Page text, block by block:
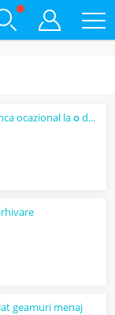
ocazional laodoamna singura
geamuri menaj